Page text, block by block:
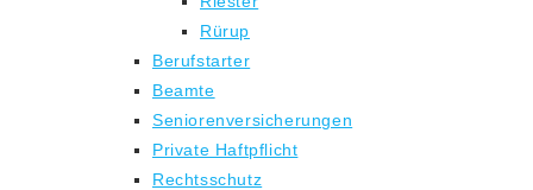
Rürup
Berufstarter
Beamte
Seniorenversicherungen
Private Haftpflicht
Rechtsschutz